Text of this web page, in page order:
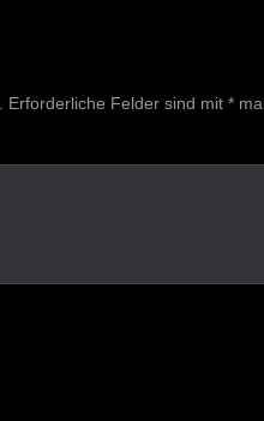
Erforderliche Felder sind mit *